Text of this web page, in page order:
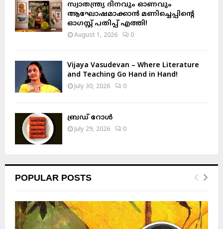
സ്വാതന്ത്ര്യ ദിനവും ഓണവും
ആഘോഷമാക്കാൻ മണിച്ചെപ്പിന്റെ
ഓഗസ്റ്റ് പതിപ്പ് എത്തി!
August 1, 2026 0
Vijaya Vasudevan – Where Literature
and Teaching Go Hand in Hand!
July 30, 2026 0
ബ്രഡ് റോൾ
July 29, 2026 0
POPULAR POSTS